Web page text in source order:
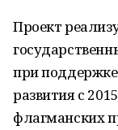
Проект
при
развития с
флагманских